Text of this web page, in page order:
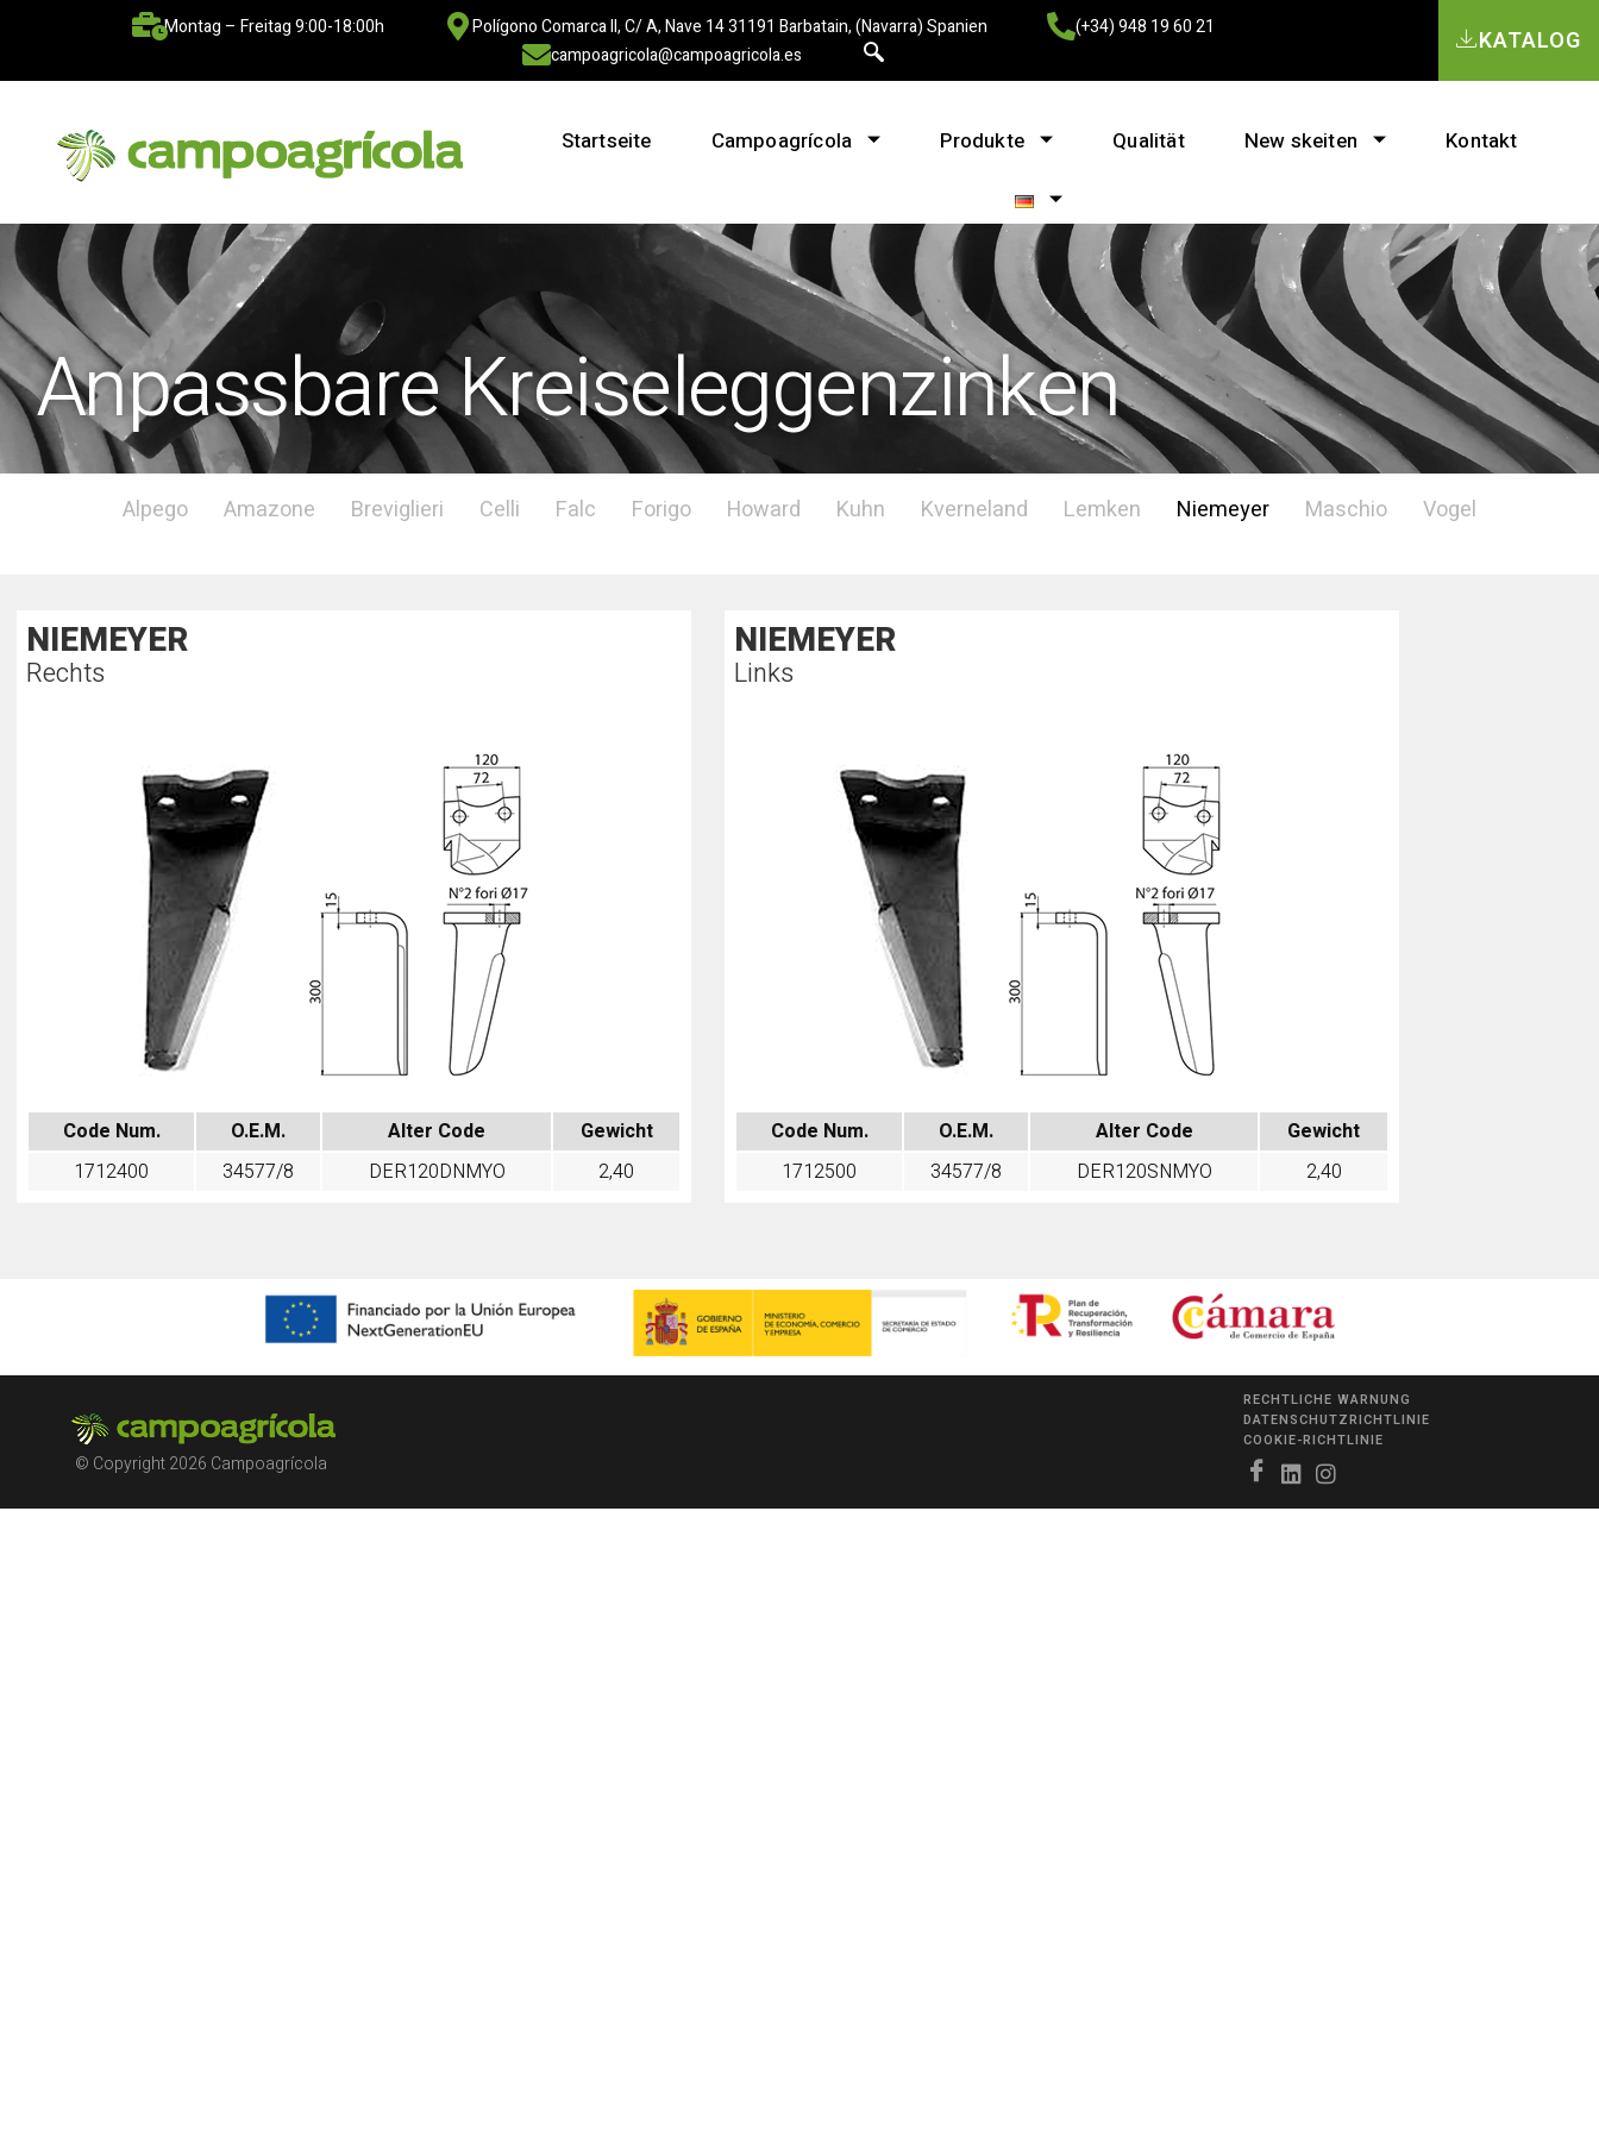
Montag – Freitag 9:00-18:00h Polígono Comarca II, C/ A, Nave 14 31191 Barbatain, (Navarra) Spanien
(+34) 948 19 60 21
campoagricola@campoagricola.es
KATALOG
Startseite Campoagrícola Produkte Qualität New skeiten Kontakt
Anpassbare Kreiseleggenzinken
Alpego Amazone Breviglieri Celli Falc Forigo Howard Kuhn Kverneland Lemken Niemeyer Maschio Vogel
NIEMEYER
Rechts
Code Num. O.E.M. Alter Code
Gewicht
1712400
34577/8 DER120DNMYO 2,40
NIEMEYER
Links
Code Num. O.E.M. Alter Code
Gewicht
1712500
34577/8 DER120SNMYO 2,40
© Copyright 2026 Campoagrícola
RECHTLICHE WARNUNG
DATENSCHUTZRICHTLINIE
COOKIE-RICHTLINIE